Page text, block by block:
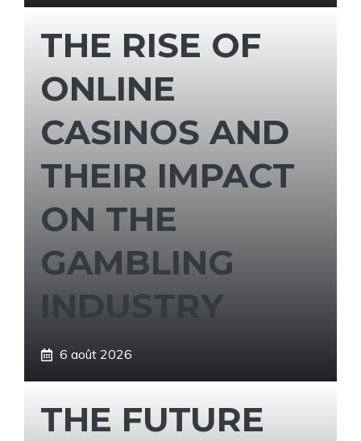
THE RISE OF
ONLINE
CASINOS AND
THEIR IMPACT
ON THE
GAMBLING
INDUSTRY
6 août 2026
THE FUTURE